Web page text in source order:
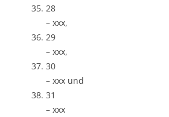
28
– xxx,
29
– xxx,
30
– xxx und
31
– xxx